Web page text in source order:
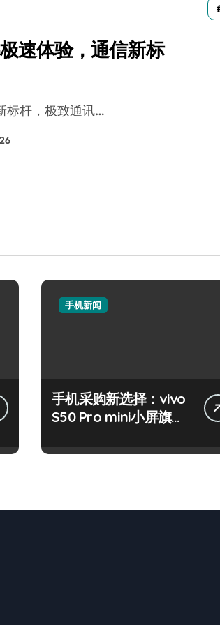
速体验，通信新标
标杆，极致通讯…
手机新闻
手机采购新选择：vivo
S50 Pro mini小屏旗舰